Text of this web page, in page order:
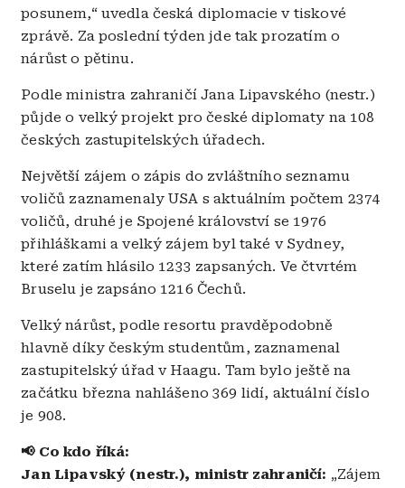
posunem,“ uvedla česká diplomacie v tiskové
zprávě. Za poslední týden jde tak prozatím o
nárůst o pětinu.
Podle ministra zahraničí Jana Lipavského (nestr.)
půjde o velký projekt pro české diplomaty na 108
českých zastupitelských úřadech.
Největší zájem o zápis do zvláštního seznamu
voličů zaznamenaly USA s aktuálním počtem 2374
voličů, druhé je Spojené království se 1976
přihláškami a velký zájem byl také v Sydney,
které zatím hlásilo 1233 zapsaných. Ve čtvrtém
Bruselu je zapsáno 1216 Čechů.
Velký nárůst, podle resortu pravděpodobně
hlavně díky českým studentům, zaznamenal
zastupitelský úřad v Haagu. Tam bylo ještě na
začátku března nahlášeno 369 lidí, aktuální číslo
je 908.
📢 Co kdo říká:
Jan Lipavský (nestr.), ministr zahraničí: „Zájem